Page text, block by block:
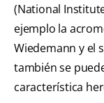
(National
ejemplo la
Wiedemann y el
también se
característica